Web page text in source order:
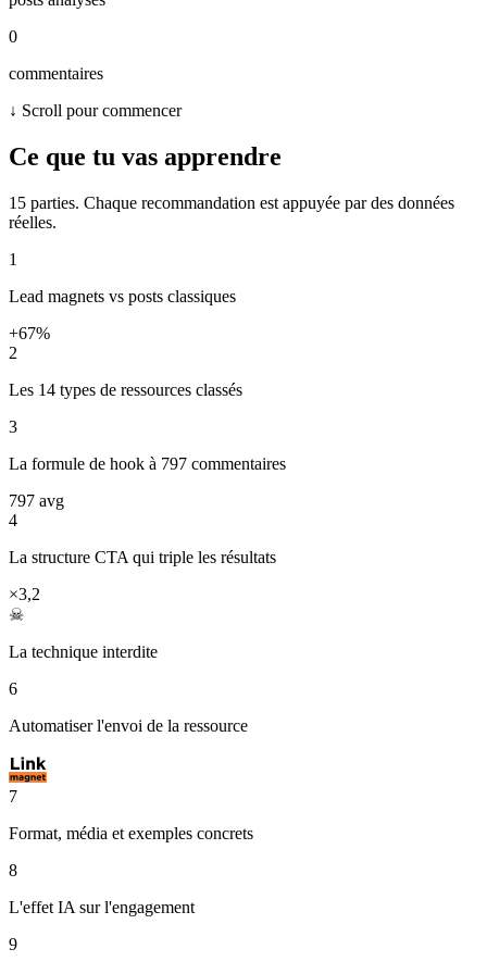
0
commentaires
↓ Scroll pour commencer
Ce que tu vas apprendre
15 parties. Chaque recommandation est appuyée par des données
réelles.
1
Lead magnets vs posts classiques
+67%
2
Les 14 types de ressources classés
3
La formule de hook à 797 commentaires
797 avg
4
La structure CTA qui triple les résultats
×3,2
☠
La technique interdite
6
Automatiser l'envoi de la ressource
7
Format, média et exemples concrets
8
L'effet IA sur l'engagement
9